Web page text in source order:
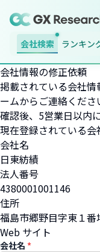
会社検索 ランキン
会社情報の修正依頼
掲載されている会社
ームからご連絡くださ
確認後、5営業日以内
現在登録されている会
会社名
日東紡績
法人番号
4380001001146
住所
福島市郷野目字東１番
Web サイト
会社名 *